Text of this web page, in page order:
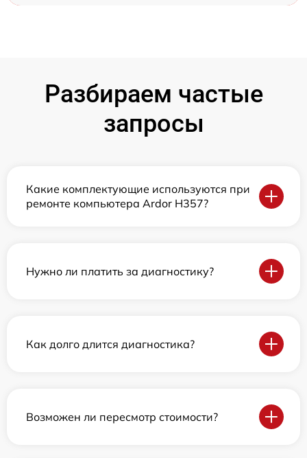
Разбираем частые
запросы
Какие комплектующие используются при
ремонте компьютера Ardor H357?
Нужно ли платить за диагностику?
Как долго длится диагностика?
Возможен ли пересмотр стоимости?